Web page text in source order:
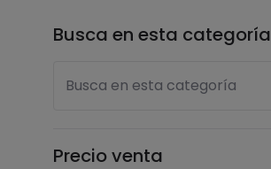
Busca en esta categoría
Busca en esta categoría
Precio venta